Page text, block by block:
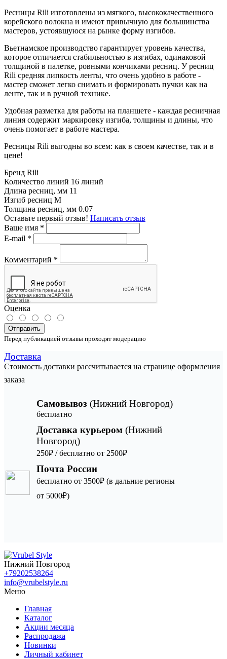
Ресницы Rili изготовлены из мягкого, высококачественного
корейского волокна и имеют привычную для большинства
мастеров, устоявшуюся на рынке форму изгибов.
Вьетнамское производство гарантирует уровень качества,
которое отличается стабильностью в изгибах, одинаковой
толщиной в палетке, ровными кончиками ресниц. У ресниц
Rili средняя липкость ленты, что очень удобно в работе -
мастер сможет легко снимать и формировать пучки как на
ленте, так и в ручной технике.
Удобная разметка для работы на планшете - каждая ресничная
линия содержит маркировку изгиба, толщины и длины, что
очень помогает в работе мастера.
Ресницы Rili выгодны во всем: как в своем качестве, так и в
цене!
Бренд Rili
Количество линий 16 линий
Длина ресниц, мм 11
Изгиб ресниц M
Толщина ресниц, мм 0.07
Оставьте первый отзыв! Написать отзыв
Ваше имя *
E-mail *
Комментарий *
Оценка
Отправить
Перед публикацией отзывы проходят модерацию
Доставка
Стоимость доставки рассчитывается на странице оформления
заказа
Самовывоз (Нижний Новгород)
бесплатно
Доставка курьером (Нижний
Новгород)
250₽ / бесплатно от 2500₽
Почта России
бесплатно от 3500₽ (в дальние регионы
от 5000₽)
Нижний Новгород
+79202538264
info@vrubelstyle.ru
Меню
Главная
Каталог
Акции месяца
Распродажа
Новинки
Личный кабинет